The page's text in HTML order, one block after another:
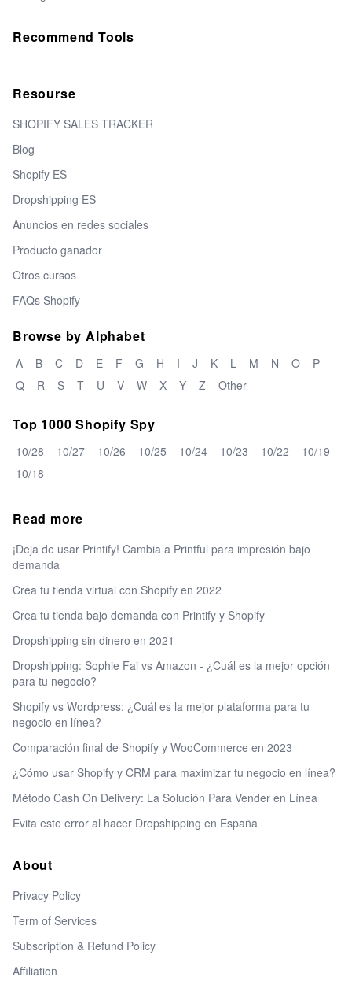
Recommend Tools
Resourse
SHOPIFY SALES TRACKER
Blog
Shopify ES
Dropshipping ES
Anuncios en redes sociales
Producto ganador
Otros cursos
FAQs Shopify
Browse by Alphabet
A B C D E F G H I J K L M N O
P
Q
R S T U V W X Y Z Other
Top 1000 Shopify Spy
10/28 10/27 10/26 10/25 10/24 10/23 10/22
10/19
10/18
Read more
¡Deja de usar Printify! Cambia a Printful para impresión bajo
demanda
Crea tu tienda virtual con Shopify en 2022
Crea tu tienda bajo demanda con Printify y Shopify
Dropshipping sin dinero en 2021
Dropshipping: Sophie Fai vs Amazon - ¿Cuál es la mejor opción
para tu negocio?
Shopify vs Wordpress: ¿Cuál es la mejor plataforma para tu
negocio en línea?
Comparación final de Shopify y WooCommerce en 2023
¿Cómo usar Shopify y CRM para maximizar tu negocio en línea?
Método Cash On Delivery: La Solución Para Vender en Línea
Evita este error al hacer Dropshipping en España
About
Privacy Policy
Term of Services
Subscription & Refund Policy
Affiliation